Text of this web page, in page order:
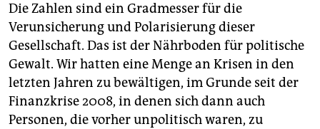
Die Zahlen sind ein Gradmesser für die
Verunsicherung und Polarisierung dieser
Gesellschaft. Das ist der Nährboden für politische
Gewalt. Wir hatten eine Menge an Krisen in den
letzten Jahren zu bewältigen, im Grunde seit der
Finanzkrise 2008, in denen sich dann auch
Personen, die vorher unpolitisch waren, zu